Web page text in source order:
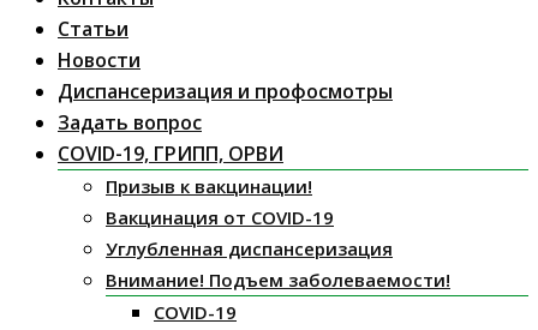
Статьи
Новости
Диспансеризация и профосмотры
Задать вопрос
COVID-19, ГРИПП, ОРВИ
Призыв к вакцинации!
Вакцинация от COVID-19
Углубленная диспансеризация
Внимание! Подъем заболеваемости!
COVID-19